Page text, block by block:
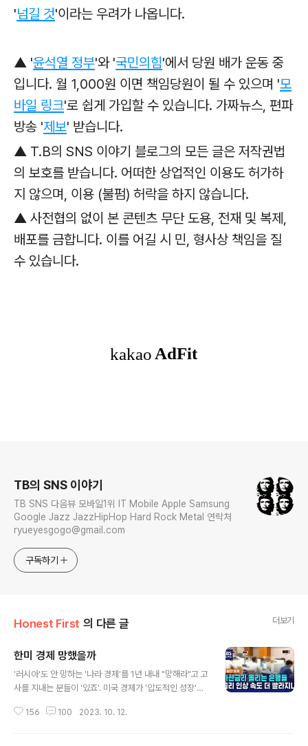
'넘길 것'이라는 우려가 나옵니다.
▲ '윤석열 정부'와 '국민의힘'에서 당원 배가 운동 중
입니다. 월 1,000원 이면 책임당원이 될 수 있으며 '모
바일 링크'로 쉽게 가입할 수 있습니다. 가짜뉴스, 편파
방송 '제보' 받습니다.
▲ T.B의 SNS 이야기 블로그의 모든 글은 저작권법
의 보호를 받습니다. 어떠한 상업적인 이용도 허가하
지 않으며, 이용 (불펌) 허락을 하지 않습니다.
▲ 사전협의 없이 본 콘텐츠 무단 도용, 전재 및 복제,
배포를 금합니다. 이를 어길 시 민, 형사상 책임을 질
수 있습니다.
TB의 SNS 이야기
TB SNS 다음뷰 모바일1위 IT Mobile Apple Samsung
Google Jazz JazzHipHop Hard Rock Metal 연락처
ryueyesgogo@gmail.com
구독하기
Honest First 의 다른 글 더보기
한미 경제 망했을까
'러시아'도 안 망하는 '나라 경제'를 1년 내내 "망해라"고 고
사를 지내는 분들이 '있죠'. 미국 경제가 '압도적인 성장'을
계층 1인당 소득 증가를 중시해야 한다"라는 지적이 있습
156 100 2023. 10. 12.